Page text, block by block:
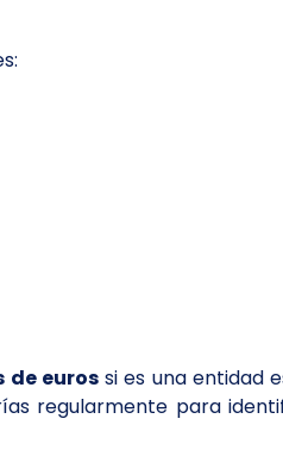
de eurossi es una entidad
regularmente para